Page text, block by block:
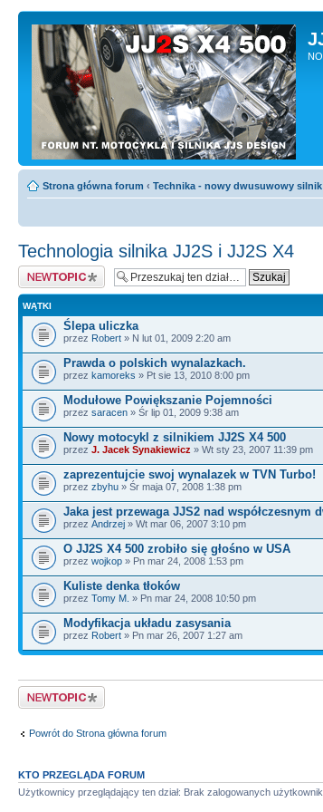
Strona główna forum ‹ Technika - nowy dwusuwowy
Technologia silnika JJ2S i JJ2S X4
Napisz wątek
WĄTKI
Ślepa uliczka
przez Robert » N lut 01, 2009 2:20 am
Prawda o polskich wynalazkach.
przez kamoreks » Pt sie 13, 2010 8:00 pm
Modułowe Powiększanie Pojemności
przez saracen » Śr lip 01, 2009 9:38 am
Nowy motocykl z silnikiem JJ2S X4 500
przez J. Jacek Synakiewicz » Wt sty 23, 2007 11:39 pm
zaprezentujcie swoj wynalazek w TVN Turbo!
przez zbyhu » Śr maja 07, 2008 1:38 pm
Jaka jest przewaga JJS2 nad współczesnym
przez Andrzej » Wt mar 06, 2007 3:10 pm
O JJ2S X4 500 zrobiło się głośno w USA
przez wojkop » Pn mar 24, 2008 1:53 pm
Kuliste denka tłoków
przez Tomy M. » Pn mar 24, 2008 10:50 pm
Modyfikacja układu zasysania
przez Robert » Pn mar 26, 2007 1:27 am
Napisz wątek
Powrót do Strona główna forum
KTO PRZEGLĄDA FORUM
Użytkownicy przeglądający ten dział: Brak zalogowanych